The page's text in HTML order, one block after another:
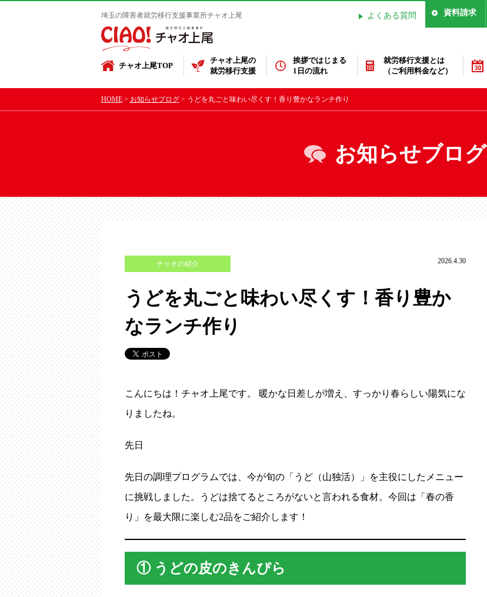
埼玉の障害者就労移行支援事業所チャオ上尾 よくある質問 資料請求
チャオ上尾TOP
チャオ上尾の
就労移行支援
挨拶ではじまる
1日の流れ
就労移行支援とは
（ご利用料金など）
HOME お知らせブログ うどを丸ごと味わい尽くす！香り豊かなランチ作り
お知らせブログ
チャオの紹介 2026.4.30
うどを丸ごと味わい尽くす！香り豊か
なランチ作り
こんにちは！チャオ上尾です。 暖かな日差しが増え、すっかり春らしい陽気にな
りましたね。
先日
先日の調理プログラムでは、今が旬の「うど（山独活）」を主役にしたメニュー
に挑戦しました。うどは捨てるところがないと言われる食材。今回は「春の香
り」を最大限に楽しむ2品をご紹介します！
① うどの皮のきんぴら